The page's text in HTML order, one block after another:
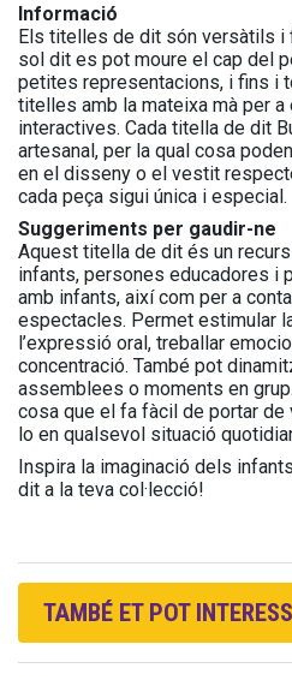
Informació
Els titelles de dit són versàtils i
sol dit es pot moure el cap del
petites representacions, i fins i
titelles amb la mateixa mà per
interactives. Cada titella de dit
artesanal, per la qual cosa
en el disseny o el vestit
cada peça sigui única i especial.
Suggeriments per gaudir-ne
Aquest titella de dit és un
infants, persones educadores i
amb infants, així com per a
espectacles. Permet estimular
l’expressió oral, treballar
concentració. També pot
assemblees o moments en
cosa que el fa fàcil de portar
lo en qualsevol situació
Inspira la imaginació dels
dit a la teva col·lecció!
TAMBÉ ET POT